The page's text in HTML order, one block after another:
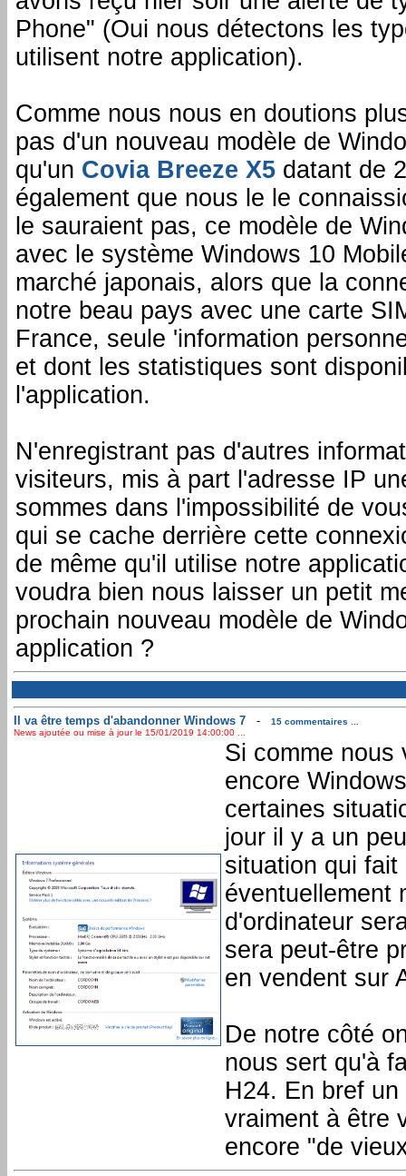
Phone" (Oui nous détectons les
utilisent notre application).
Comme nous nous en doutions
pas d'un nouveau modèle de
qu'un Covia Breeze X5 datant de
également que nous le le
le sauraient pas, ce modèle de
avec le système Windows 10
marché japonais, alors que la
notre beau pays avec une carte
France, seule 'information
et dont les statistiques sont
l'application.
N'enregistrant pas d'autres
visiteurs, mis à part l'adresse IP
sommes dans l'impossibilité de
qui se cache derrière cette
de même qu'il utilise notre
voudra bien nous laisser un petit
prochain nouveau modèle de
application ?
Il va être temps d'abandonner Windows 7 -
15 commentaires ...
News ajoutée ou mise à jour le 15/01/2019 14:00:00 ...
Si comme nous
encore
certaines
jour il y a un
situation qui
éventuellement
d'ordinateur
sera peut-être
en vendent sur
De notre côté
nous sert qu'à
H24. En bref
vraiment à être
encore "de